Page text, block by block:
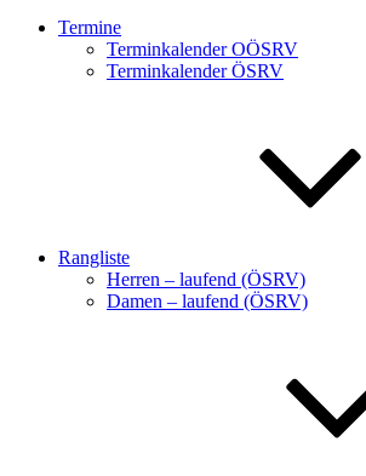
Termine
Terminkalender OÖSRV
Terminkalender ÖSRV
Rangliste
Herren – laufend (ÖSRV)
Damen – laufend (ÖSRV)